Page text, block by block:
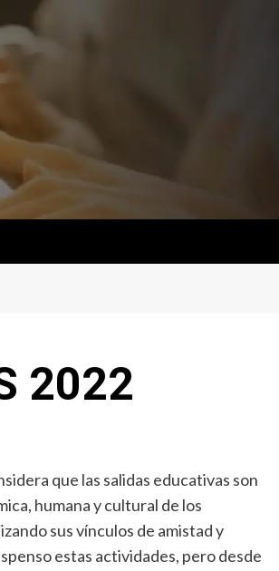
2022
que las salidas educativas son
humana y cultural de los
sus vínculos de amistad y
estas actividades, pero desde